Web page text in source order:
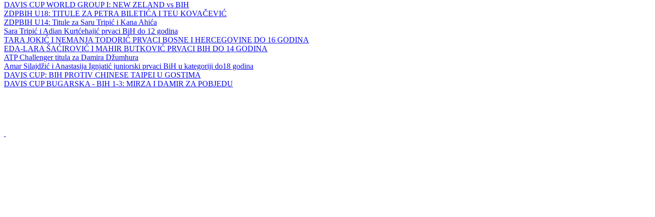
DAVIS CUP WORLD GROUP I: NEW ZELAND vs BIH
ZDPBIH U18: TITULE ZA PETRA BILETIĆA I TEU KOVAČEVIĆ
ZDPBIH U14: Titule za Saru Tripić i Kana Ahića
Sara Tripić i Adian Kurtćehajić prvaci BiH do 12 godina
TARA JOKIĆ I NEMANJA TODORIĆ PRVACI BOSNE I HERCEGOVINE DO 16 GODINA
EDA-LARA ŠAĆIROVIĆ I MAHIR BUTKOVIĆ PRVACI BIH DO 14 GODINA
ATP Challenger titula za Damira Džumhura
Amar Silajdžić i Anastasija Ignjatić juniorski prvaci BiH u kategoriji do18 godina
DAVIS CUP: BIH PROTIV CHINESE TAIPEI U GOSTIMA
DAVIS CUP BUGARSKA - BIH 1-3: MIRZA I DAMIR ZA POBJEDU